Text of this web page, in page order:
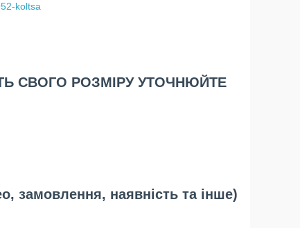
koltsa
СВОГО РОЗМІРУ УТОЧНЮЙТЕ
замовлення, наявність та інше)